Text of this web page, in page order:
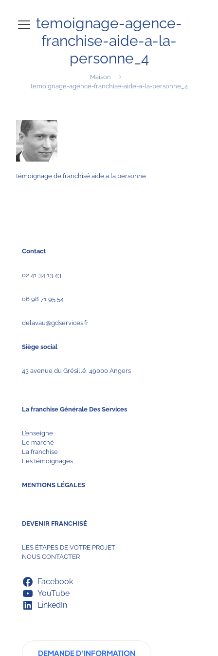
temoignage-agence-
franchise-aide-a-la-
personne_4
Maison
temoignage-agence-franchise-aide-a-la-personne_4
témoignage de franchisé aide a la personne
Contact
02 41 34 13 43
06 98 71 95 54
delavau@gdservices.fr
Siège social
43 avenue du Grésillé, 49000 Angers
La franchise Générale Des Services
L’enseigne
Le marché
La franchise
Les témoignages
MENTIONS LÉGALES
DEVENIR FRANCHISÉ
LES ÉTAPES DE VOTRE PROJET
NOUS CONTACTER
Facebook
YouTube
LinkedIn
DEMANDE D’INFORMATION